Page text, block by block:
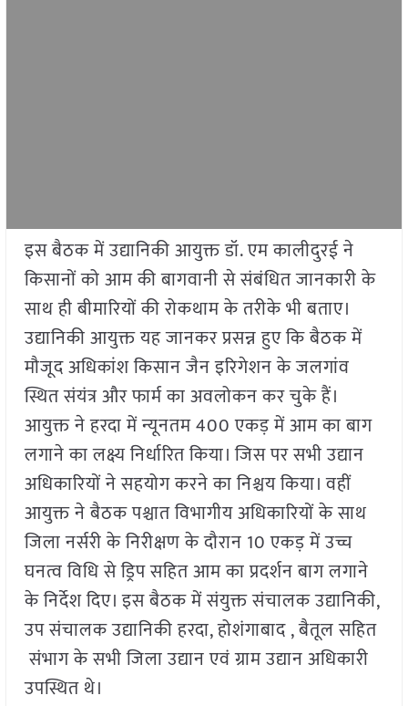
इस बैठक में उद्यानिकी आयुक्त डॉ. एम कालीदुरई ने
किसानों को आम की बागवानी से संबंधित जानकारी के
साथ ही बीमारियों की रोकथाम के तरीके भी बताए।
उद्यानिकी आयुक्त यह जानकर प्रसन्न हुए कि बैठक में
मौजूद अधिकांश किसान जैन इरिगेशन के जलगांव
स्थित संयंत्र और फार्म का अवलोकन कर चुके हैं।
आयुक्त ने हरदा में न्यूनतम 400 एकड़ में आम का बाग
लगाने का लक्ष्य निर्धारित किया। जिस पर सभी उद्यान
अधिकारियों ने सहयोग करने का निश्चय किया। वहीं
आयुक्त ने बैठक पश्चात विभागीय अधिकारियों के साथ
जिला नर्सरी के निरीक्षण के दौरान 10 एकड़ में उच्च
घनत्व विधि से ड्रिप सहित आम का प्रदर्शन बाग लगाने
के निर्देश दिए। इस बैठक में संयुक्त संचालक उद्यानिकी,
उप संचालक उद्यानिकी हरदा, होशंगाबाद , बैतूल सहित
संभाग के सभी जिला उद्यान एवं ग्राम उद्यान अधिकारी
उपस्थित थे।